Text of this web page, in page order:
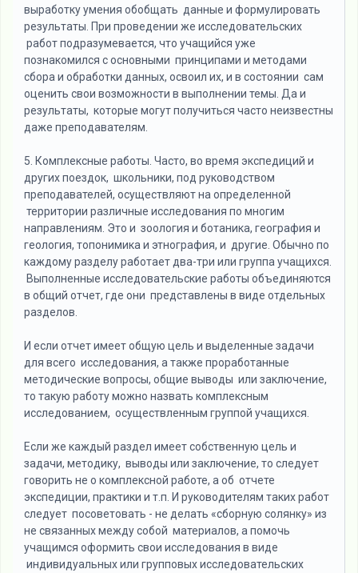
выработку умения обобщать данные и формулировать
результаты. При проведении же исследовательских
работ подразумевается, что учащийся уже
познакомился с основными принципами и методами
сбора и обработки данных, освоил их, и в состоянии сам
оценить свои возможности в выполнении темы. Да и
результаты, которые могут получиться часто неизвестны
даже преподавателям.
5. Комплексные работы. Часто, во время экспедиций и
других поездок, школьники, под руководством
преподавателей, осуществляют на определенной
территории различные исследования по многим
направлениям. Это и зоология и ботаника, география и
геология, топонимика и этнография, и другие. Обычно по
каждому разделу работает два-три или группа учащихся.
Выполненные исследовательские работы объединяются
в общий отчет, где они представлены в виде отдельных
разделов.
И если отчет имеет общую цель и выделенные задачи
для всего исследования, а также проработанные
методические вопросы, общие выводы или заключение,
то такую работу можно назвать комплексным
исследованием, осуществленным группой учащихся.
Если же каждый раздел имеет собственную цель и
задачи, методику, выводы или заключение, то следует
говорить не о комплексной работе, а об отчете
экспедиции, практики и т.п. И руководителям таких работ
следует посоветовать - не делать «сборную солянку» из
не связанных между собой материалов, а помочь
учащимся оформить свои исследования в виде
индивидуальных или групповых исследовательских